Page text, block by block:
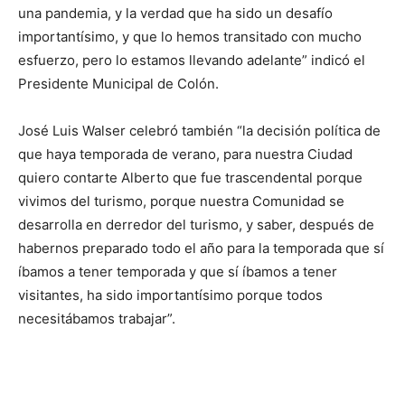
una pandemia, y la verdad que ha sido un desafío
importantísimo, y que lo hemos transitado con mucho
esfuerzo, pero lo estamos llevando adelante” indicó el
Presidente Municipal de Colón.
José Luis Walser celebró también “la decisión política de
que haya temporada de verano, para nuestra Ciudad
quiero contarte Alberto que fue trascendental porque
vivimos del turismo, porque nuestra Comunidad se
desarrolla en derredor del turismo, y saber, después de
habernos preparado todo el año para la temporada que sí
íbamos a tener temporada y que sí íbamos a tener
visitantes, ha sido importantísimo porque todos
necesitábamos trabajar”.